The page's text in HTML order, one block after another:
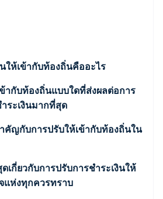
2026
ร้างโครงสร้างพื้นฐานระบบเศรษฐกิจสำหรับ
ให้เข้ากับท้องถิ่นคืออะไร
ากับท้องถิ่นแบบใดที่ส่งผลต่อการ
ระเงินมากที่สุด
งินในท้องถิ่น
นท้องถิ่น
ละประสบการณ์ของผู้ใช้
คัญกับการปรับให้เข้ากับท้องถิ่นใน
ยู่
การปรับให้เข้ากับท้องถิ่นกับ
กี่ยวกับการปรับการชําระเงินให้
แห่งทุกควรทราบ